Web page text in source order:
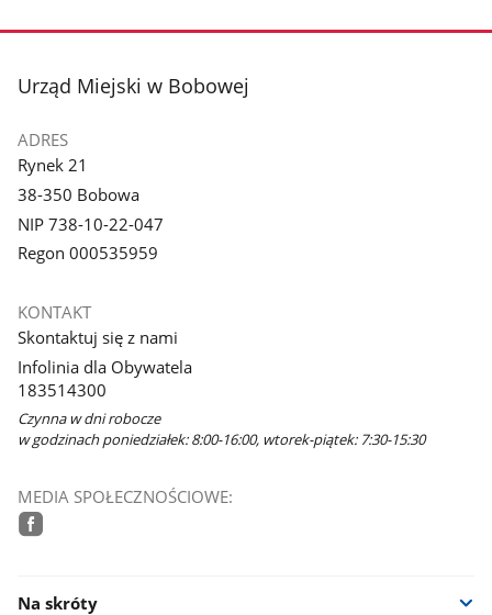
stopka
Urząd Miejski w Bobowej
ADRES
Rynek 21
38-350 Bobowa
NIP 738-10-22-047
Regon 000535959
KONTAKT
Skontaktuj się z nami
Infolinia dla Obywatela
183514300
Czynna w dni robocze
w godzinach poniedziałek: 8:00-16:00, wtorek-piątek: 7:30-15:30
MEDIA SPOŁECZNOŚCIOWE:
Na skróty